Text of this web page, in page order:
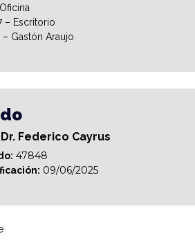
– Escritorio
– Gastón Araujo
Federico Cayrus
47848
09/06/2025